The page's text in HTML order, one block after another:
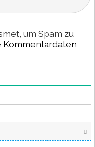
um Spam zu
Kommentardaten